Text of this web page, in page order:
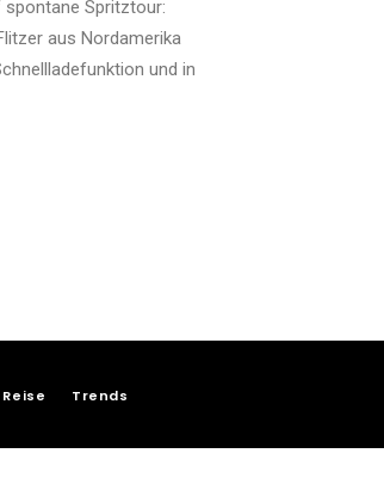
spontane Spritztour:
aus Nordamerika
und in
Reise Trends